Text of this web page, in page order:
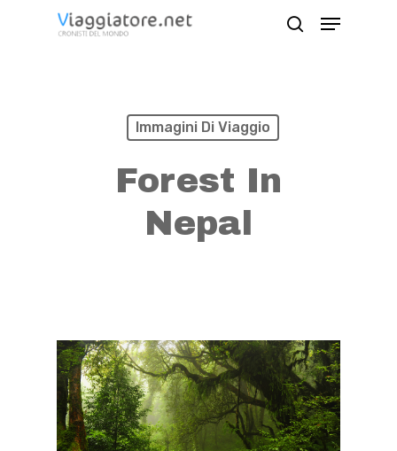
Menu
Immagini Di Viaggio
Forest In
Nepal